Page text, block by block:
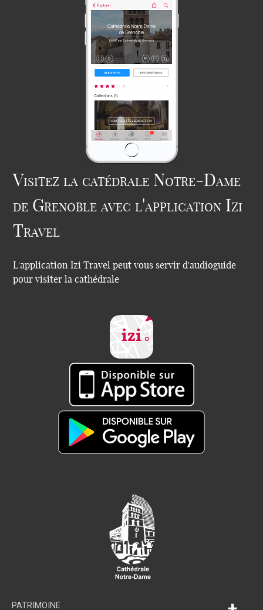
Visitez la catédrale Notre-Dame
de Grenoble avec l'application Izi
Travel
L'application Izi Travel peut vous servir d'audioguide
pour visiter la cathédrale
PATRIMOINE